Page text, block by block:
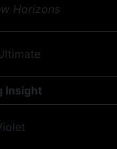
Horizons
Insight